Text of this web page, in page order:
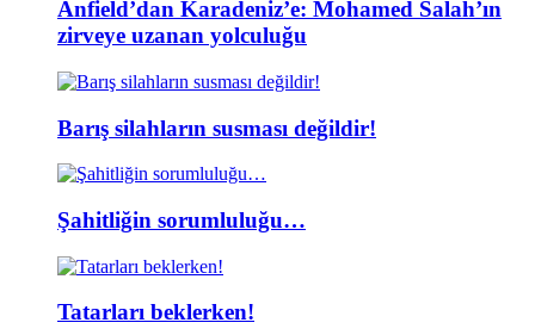
Anfield’dan Karadeniz’e: Mohamed Salah’ın
zirveye uzanan yolculuğu
Barış silahların susması değildir!
Şahitliğin sorumluluğu…
Tatarları beklerken!